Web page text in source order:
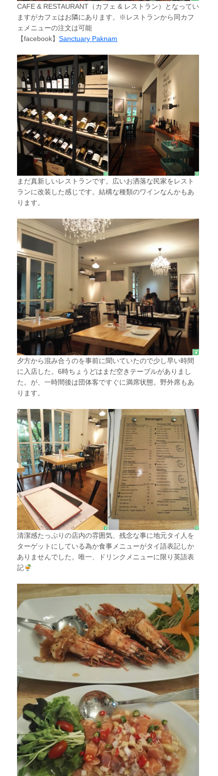
CAFE & RESTAURANT（カフェ & レストラン）となってい
ますがカフェはお隣にあります。※レストランから同カフ
ェメニューの注文は可能
【facebook】Sanctuary Paknam
まだ真新しいレストランです。広いお洒落な民家をレスト
ランに改装した感じです。結構な種類のワインなんかもあ
ります。
夕方から混み合うのを事前に聞いていたので少し早い時間
に入店した。6時ちょうどはまだ空きテーブルがありまし
た。が、一時間後は団体客ですぐに満席状態。野外席もあ
ります。
清潔感たっぷりの店内の雰囲気、残念な事に地元タイ人を
ターゲットにしている為か食事メニューがタイ語表記しか
ありませんでした。唯一、ドリンクメニューに限り英語表
記